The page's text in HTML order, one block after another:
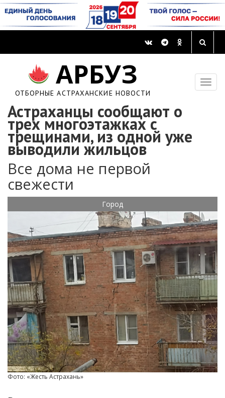
АРБУЗ
ОТБОРНЫЕ АСТРАХАНСКИЕ НОВОСТИ
Астраханцы сообщают о
трех многоэтажках с
трещинами, из одной уже
выводили жильцов
Все дома не первой
свежести
Город
Фото: «Жесть Астрахань»